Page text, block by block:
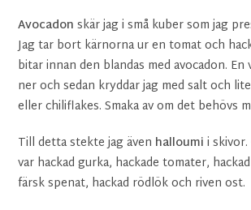
Avocadon skär jag i små kuber som jag
Jag tar bort kärnorna ur en tomat och
bitar innan den blandas med avocadon.
ner och sedan kryddar jag med salt och
eller chiliflakes. Smaka av om det behövs
Till detta stekte jag även halloumi i
var hackad gurka, hackade tomater,
färsk spenat, hackad rödlök och riven ost.